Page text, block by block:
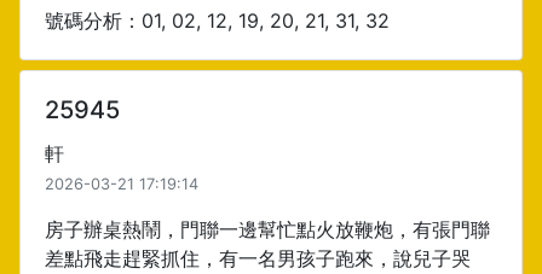
號碼分析：01, 02, 12, 19, 20, 21, 31, 32
25945
軒
2026-03-21 17:19:14
房子辦桌熱鬧，門聯一邊幫忙點火放鞭炮，有張門聯
差點飛走趕緊抓住，有一名男孩子跑來，說兒子哭